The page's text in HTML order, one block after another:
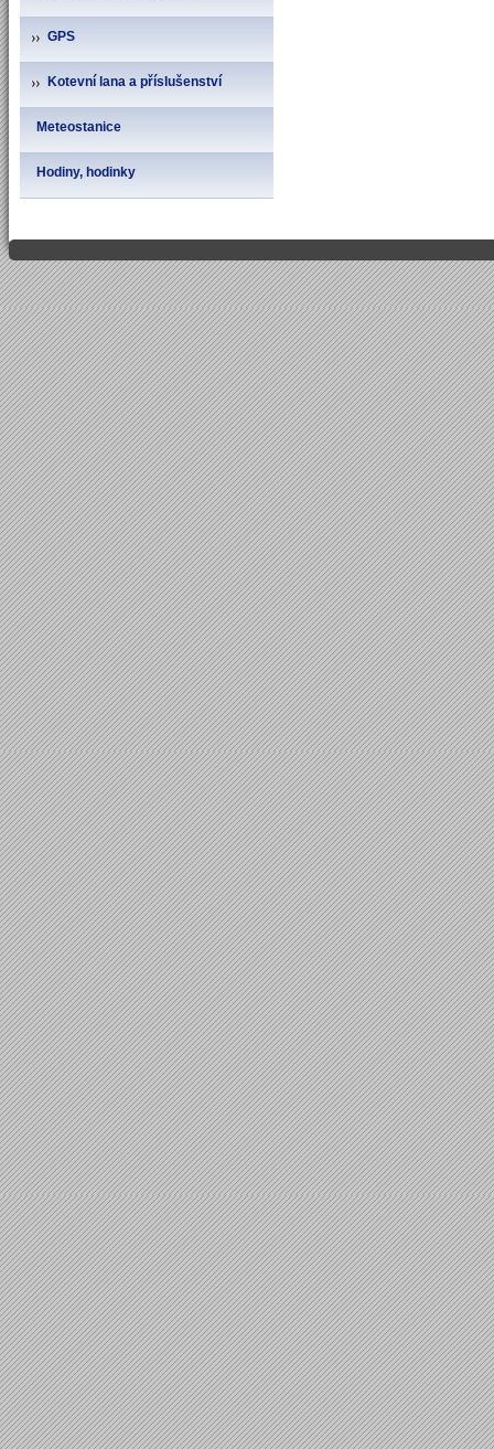
GPS
Kotevní lana a příslušenství
Meteostanice
Hodiny, hodinky